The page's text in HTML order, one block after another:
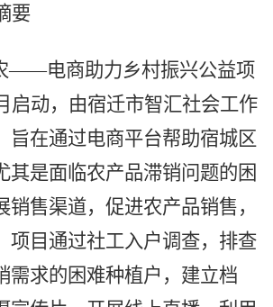
要
——电商助力乡村振兴公益项
启动，由宿迁市智汇社会工作
旨在通过电商平台帮助宿城区
其是面临农产品滞销问题的困
销售渠道，促进农产品销售，
项目通过社工入户调查，排查
需求的困难种植户，建立档